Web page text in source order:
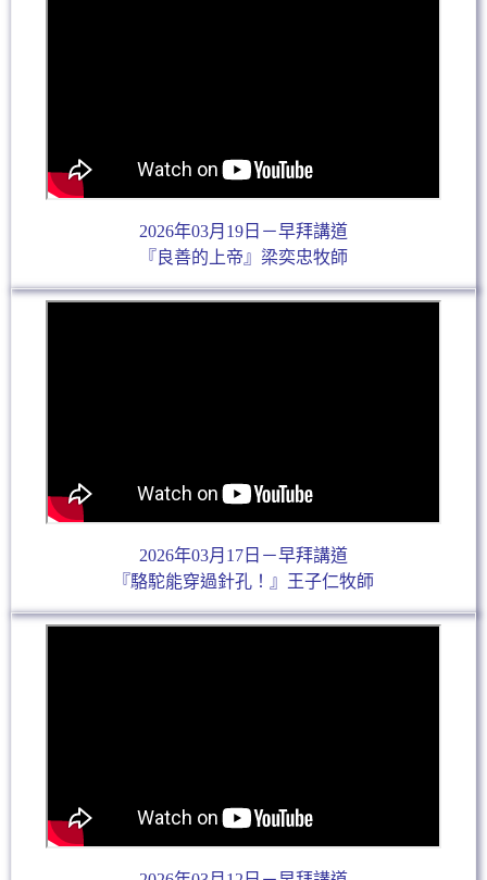
2026年03月19日－早拜講道
『良善的上帝』梁奕忠牧師
2026年03月17日－早拜講道
『駱駝能穿過針孔！』王子仁牧師